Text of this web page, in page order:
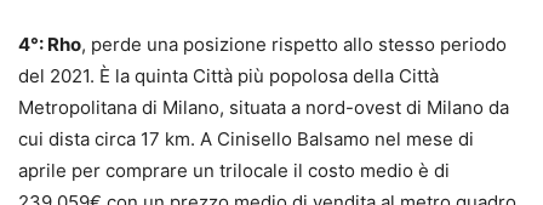
4°: Rho, perde una posizione rispetto allo stesso periodo
del 2021. È la quinta Città più popolosa della Città
Metropolitana di Milano, situata a nord-ovest di Milano da
cui dista circa 17 km. A Cinisello Balsamo nel mese di
aprile per comprare un trilocale il costo medio è di